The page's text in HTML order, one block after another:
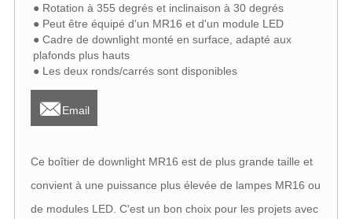
● Rotation à 355 degrés et inclinaison à 30 degrés
● Peut être équipé d'un MR16 et d'un module LED
● Cadre de downlight monté en surface, adapté aux
plafonds plus hauts
● Les deux ronds/carrés sont disponibles
Email
Ce boîtier de downlight MR16 est de plus grande taille et
convient à une puissance plus élevée de lampes MR16 ou
de modules LED. C'est un bon choix pour les projets avec